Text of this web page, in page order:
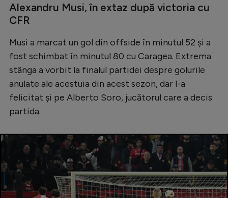
Tenis
Handbal
Natație
Auto
Rugby
Ciclism
Alexandru Musi, în extaz după victoria cu
CFR
Musi a marcat un gol din offside în minutul 52 și a
fost schimbat în minutul 80 cu Caragea. Extrema
stânga a vorbit la finalul partidei despre golurile
anulate ale acestuia din acest sezon, dar l-a
felicitat și pe Alberto Soro, jucătorul care a decis
partida.